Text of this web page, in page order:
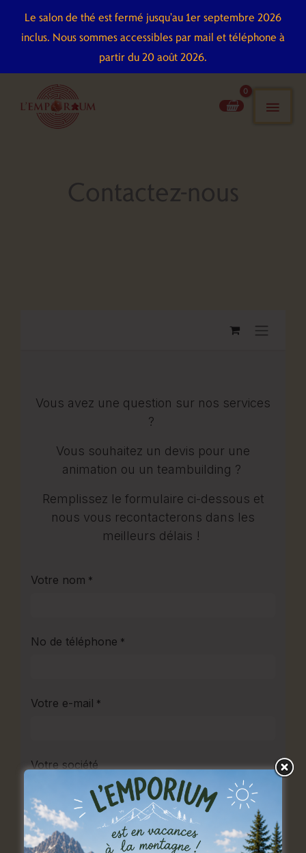
Le salon de thé est fermé jusqu'au 1er septembre 2026
inclus. Nous sommes accessibles par mail et téléphone à
partir du 20 août 2026.
contenu
Contactez-nous